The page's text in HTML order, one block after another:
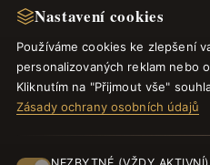
Nastavení cookies
Používáme cookies ke zlepšení
personalizovaných reklam nebo
Kliknutím na "Přijmout vše"
Zásady ochrany osobních údajů
Kontaktujte nás
RYCHLÉ ODKAZY
Nové produkty